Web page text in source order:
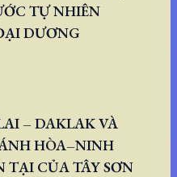
TỰ NHIÊN
DƯƠNG
– DAKLAK VÀ
HÒA–NINH
TẠI CỦA TÂY SƠN